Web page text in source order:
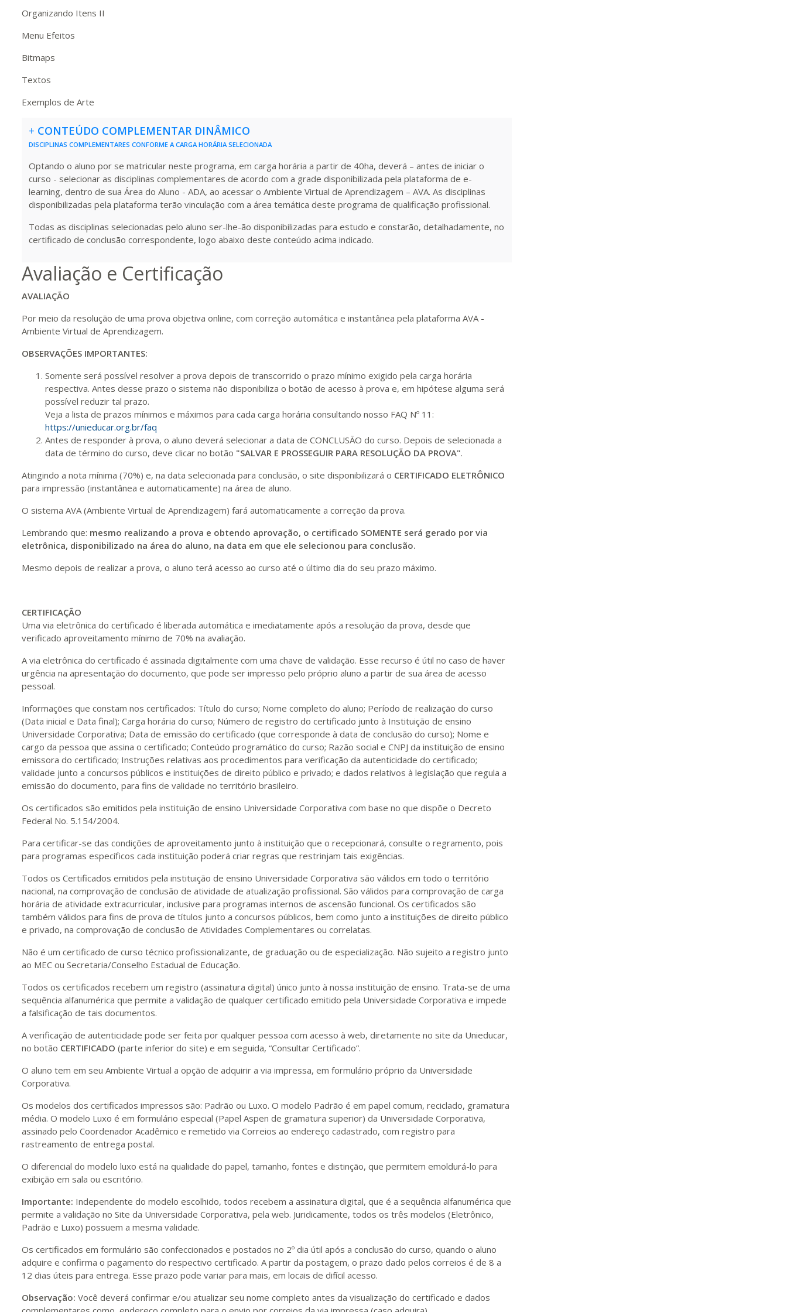
280 H 35dias 120dias Visualizar
300 H 38 dias 120 dias Visualizar Visualizar
ELETRÔNICO
R$ 1.487,06
Matricular
320 H 40dias 120dias Visualizar Visualizar
ELETRÔNICO
R$ 1.586,20
340 H 43dias 120 dias
360 H 45dias 120dias Visualizar Visualizar
ELETRÔNICO
R$ 1.784,48
Matricular
400 H 50dias 150dias Visualizar Visualizar
ELETRÔNICO
150 ELETRÔNICO
R$ 2.082,12
440 H 55 dias 150dias Visualizar Visualizar
ELETRÔNICO
Organizando Itens II
Menu Efeitos
Bitmaps
Textos
Exemplos de Arte
+ CONTEÚDO COMPLEMENTAR DINÂMICO
DISCIPLINAS COMPLEMENTARES CONFORME A CARGA HORÁRIA SELECIONADA
Optando o aluno por se matricular neste programa, em carga horária a partir de 40ha, deverá – antes de iniciar o
curso - selecionar as disciplinas complementares de acordo com a grade disponibilizada pela plataforma de e-
learning, dentro de sua Área do Aluno - ADA, ao acessar o Ambiente Virtual de Aprendizagem – AVA. As disciplinas
disponibilizadas pela plataforma terão vinculação com a área temática deste programa de qualificação profissional.
Todas as disciplinas selecionadas pelo aluno ser-lhe-ão disponibilizadas para estudo e constarão, detalhadamente, no
certificado de conclusão correspondente, logo abaixo deste conteúdo acima indicado.
Avaliação e Certificação
AVALIAÇÃO
Por meio da resolução de uma prova objetiva online, com correção automática e instantânea pela plataforma AVA -
Ambiente Virtual de Aprendizagem.
OBSERVAÇÕES IMPORTANTES:
Somente será possível resolver a prova depois de transcorrido o prazo mínimo exigido pela carga horária
respectiva. Antes desse prazo o sistema não disponibiliza o botão de acesso à prova e, em hipótese alguma será
possível reduzir tal prazo.
Veja a lista de prazos mínimos e máximos para cada carga horária consultando nosso FAQ Nº 11:
https://unieducar.org.br/faq
Antes de responder à prova, o aluno deverá selecionar a data de CONCLUSÃO do curso. Depois de selecionada a
data de término do curso, deve clicar no botão "SALVAR E PROSSEGUIR PARA RESOLUÇÃO DA PROVA".
Atingindo a nota mínima (70%) e, na data selecionada para conclusão, o site disponibilizará o CERTIFICADO ELETRÔNICO
para impressão (instantânea e automaticamente) na área de aluno.
O sistema AVA (Ambiente Virtual de Aprendizagem) fará automaticamente a correção da prova.
Lembrando que: mesmo realizando a prova e obtendo aprovação, o certificado SOMENTE será gerado por via
eletrônica, disponibilizado na área do aluno, na data em que ele selecionou para conclusão.
Mesmo depois de realizar a prova, o aluno terá acesso ao curso até o último dia do seu prazo máximo.
CERTIFICAÇÃO
Uma via eletrônica do certificado é liberada automática e imediatamente após a resolução da prova, desde que
verificado aproveitamento mínimo de 70% na avaliação.
A via eletrônica do certificado é assinada digitalmente com uma chave de validação. Esse recurso é útil no caso de haver
urgência na apresentação do documento, que pode ser impresso pelo próprio aluno a partir de sua área de acesso
pessoal.
Informações que constam nos certificados: Título do curso; Nome completo do aluno; Período de realização do curso
(Data inicial e Data final); Carga horária do curso; Número de registro do certificado junto à Instituição de ensino
Universidade Corporativa; Data de emissão do certificado (que corresponde à data de conclusão do curso); Nome e
cargo da pessoa que assina o certificado; Conteúdo programático do curso; Razão social e CNPJ da instituição de ensino
emissora do certificado; Instruções relativas aos procedimentos para verificação da autenticidade do certificado;
validade junto a concursos públicos e instituições de direito público e privado; e dados relativos à legislação que regula a
emissão do documento, para fins de validade no território brasileiro.
Os certificados são emitidos pela instituição de ensino Universidade Corporativa com base no que dispõe o Decreto
Federal No. 5.154/2004.
Para certificar-se das condições de aproveitamento junto à instituição que o recepcionará, consulte o regramento, pois
para programas específicos cada instituição poderá criar regras que restrinjam tais exigências.
Todos os Certificados emitidos pela instituição de ensino Universidade Corporativa são válidos em todo o território
nacional, na comprovação de conclusão de atividade de atualização profissional. São válidos para comprovação de carga
horária de atividade extracurricular, inclusive para programas internos de ascensão funcional. Os certificados são
também válidos para fins de prova de títulos junto a concursos públicos, bem como junto a instituições de direito público
e privado, na comprovação de conclusão de Atividades Complementares ou correlatas.
Não é um certificado de curso técnico profissionalizante, de graduação ou de especialização. Não sujeito a registro junto
ao MEC ou Secretaria/Conselho Estadual de Educação.
Todos os certificados recebem um registro (assinatura digital) único junto à nossa instituição de ensino. Trata-se de uma
sequência alfanumérica que permite a validação de qualquer certificado emitido pela Universidade Corporativa e impede
a falsificação de tais documentos.
A verificação de autenticidade pode ser feita por qualquer pessoa com acesso à web, diretamente no site da Unieducar,
no botão CERTIFICADO (parte inferior do site) e em seguida, “Consultar Certificado”.
O aluno tem em seu Ambiente Virtual a opção de adquirir a via impressa, em formulário próprio da Universidade
Corporativa.
Os modelos dos certificados impressos são: Padrão ou Luxo. O modelo Padrão é em papel comum, reciclado, gramatura
média. O modelo Luxo é em formulário especial (Papel Aspen de gramatura superior) da Universidade Corporativa,
assinado pelo Coordenador Acadêmico e remetido via Correios ao endereço cadastrado, com registro para
rastreamento de entrega postal.
O diferencial do modelo luxo está na qualidade do papel, tamanho, fontes e distinção, que permitem emoldurá-lo para
exibição em sala ou escritório.
Importante: Independente do modelo escolhido, todos recebem a assinatura digital, que é a sequência alfanumérica que
permite a validação no Site da Universidade Corporativa, pela web. Juridicamente, todos os três modelos (Eletrônico,
Padrão e Luxo) possuem a mesma validade.
Os certificados em formulário são confeccionados e postados no 2º dia útil após a conclusão do curso, quando o aluno
adquire e confirma o pagamento do respectivo certificado. A partir da postagem, o prazo dado pelos correios é de 8 a
12 dias úteis para entrega. Esse prazo pode variar para mais, em locais de difícil acesso.
Observação: Você deverá confirmar e/ou atualizar seu nome completo antes da visualização do certificado e dados